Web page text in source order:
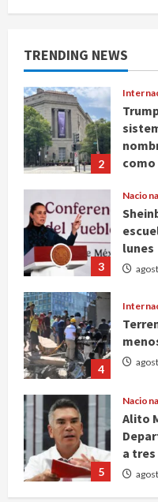
TRENDING NEWS
1
2
3
lunes
4
5
Alito
a tres